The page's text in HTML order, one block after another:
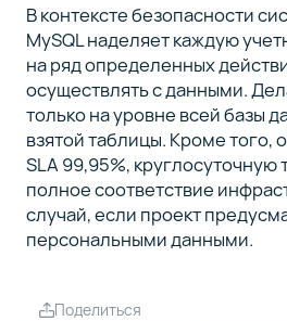
В контексте безопасности
MySQL наделяет каждую
на ряд определенных
осуществлять с данными.
только на уровне всей базы
взятой таблицы. Кроме того,
SLA 99,95%, круглосуточную
полное соответствие
случай, если проект
персональными данными.
Поделиться